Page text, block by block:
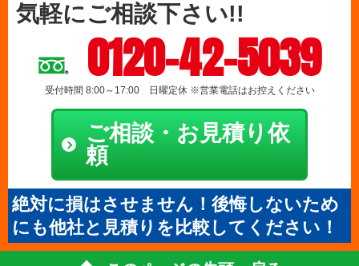
気軽にご相談下さい!!
0120-42-5039
受付時間 8:00～17:00 日曜定休 ※営業電話はお控えください
ご相談・お見積り依
頼
絶対に損はさせません！後悔しないため
にも他社と見積りを比較してください！